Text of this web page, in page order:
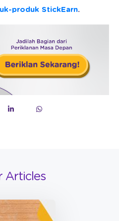
produk StickEarn.
Articles